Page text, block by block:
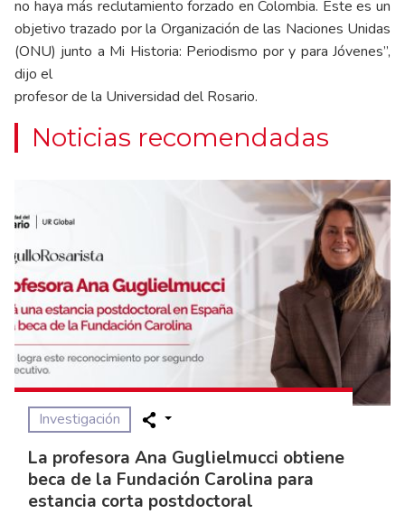
no haya más reclutamiento forzado en Colombia. Este es un
objetivo trazado por la Organización de las Naciones Unidas
(ONU) junto a Mi Historia: Periodismo por y para Jóvenes”,
dijo el
profesor de la Universidad del Rosario.
Noticias recomendadas
Investigación
La profesora Ana Guglielmucci obtiene
beca de la Fundación Carolina para
estancia corta postdoctoral